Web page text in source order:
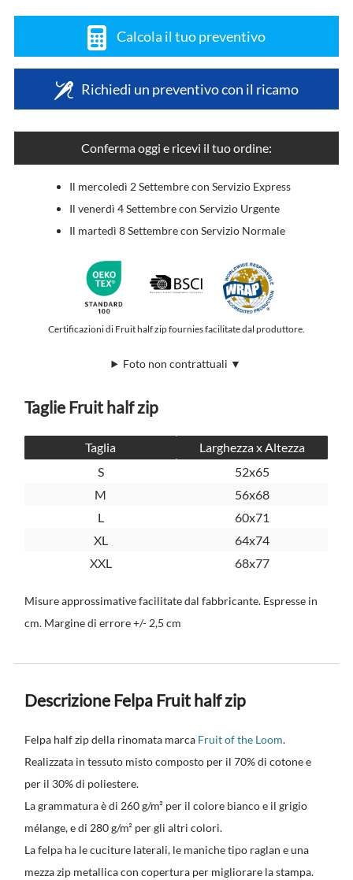
Calcola il tuo preventivo
Richiedi un preventivo con il ricamo
Conferma oggi e ricevi il tuo ordine:
Il mercoledì 2 Settembre con Servizio Express
Il venerdì 4 Settembre con Servizio Urgente
Il martedì 8 Settembre con Servizio Normale
Certificazioni di Fruit half zip fournies facilitate dal produttore.
Foto non contrattuali ▼
Taglie Fruit half zip
Taglia
Larghezza x Altezza
S
52x65
M
56x68
L
60x71
XL
64x74
XXL
68x77
Misure approssimative facilitate dal fabbricante. Espresse in
cm. Margine di errore +/- 2,5 cm
Descrizione Felpa Fruit half zip
Felpa half zip della rinomata marca Fruit of the Loom.
Realizzata in tessuto misto composto per il 70% di cotone e
per il 30% di poliestere.
La grammatura è di 260 g/m² per il colore bianco e il grigio
mélange, e di 280 g/m² per gli altri colori.
La felpa ha le cuciture laterali, le maniche tipo raglan e una
mezza zip metallica con copertura per migliorare la stampa.